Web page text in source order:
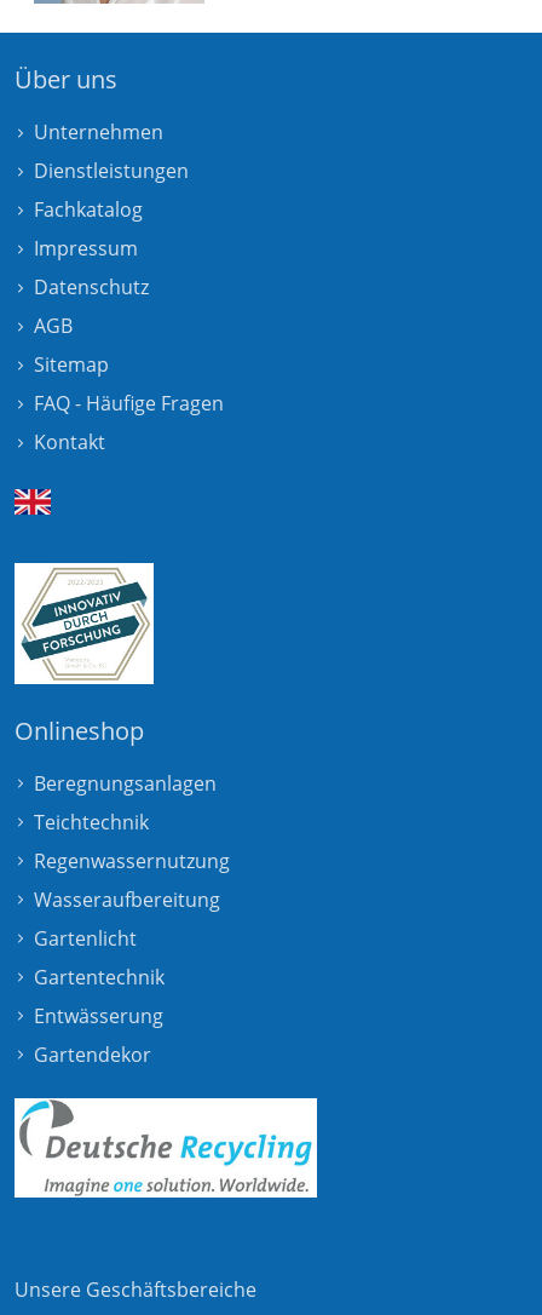
Über uns
Unternehmen
Dienstleistungen
Fachkatalog
Impressum
Datenschutz
AGB
Sitemap
FAQ - Häufige Fragen
Kontakt
Onlineshop
Beregnungsanlagen
Teichtechnik
Regenwassernutzung
Wasseraufbereitung
Gartenlicht
Gartentechnik
Entwässerung
Gartendekor
Unsere Geschäftsbereiche